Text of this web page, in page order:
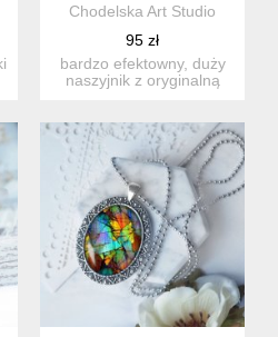
Chodelska Art Studio
95 zł
bardzo efektowny, duży
naszyjnik z oryginalną